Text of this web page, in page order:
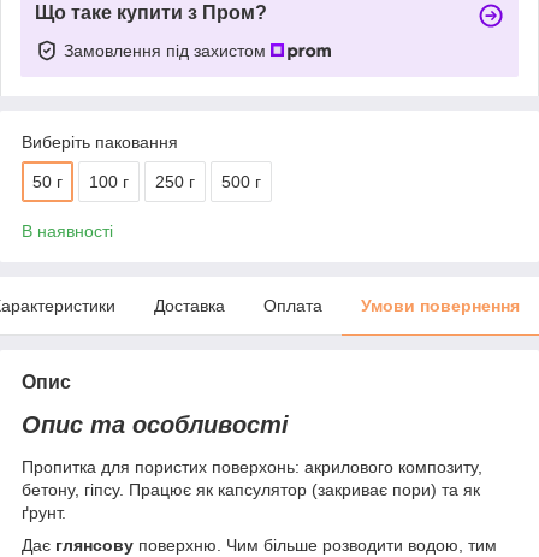
Що таке купити з Пром?
Замовлення під захистом
Виберіть паковання
50 г 100 г 250 г 500 г
В наявності
Доставка Оплата Умови повернення
Опис
Опис та особливості
Пропитка для пористих поверхонь: акрилового композиту,
бетону, гіпсу. Працює як капсулятор (закриває пори) та як
ґрунт.
Дає глянсову поверхню. Чим більше розводити водою, тим